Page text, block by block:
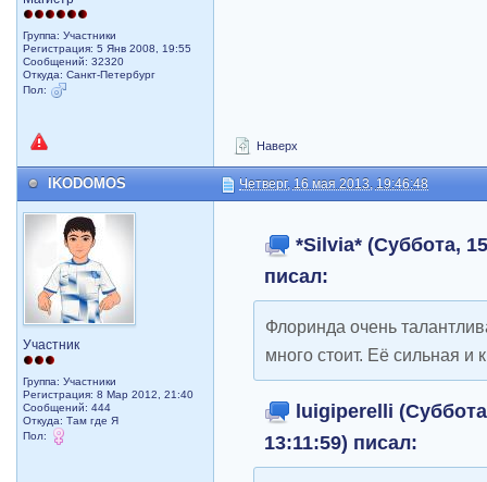
Группа: Участники
Регистрация: 5 Янв 2008, 19:55
Сообщений: 32320
Откуда: Санкт-Петербург
Пол:
Наверх
IKODOMOS Четверг, 16 мая 2013, 19:46:48
Участник
Группа: Участники
Регистрация: 8 Мар 2012, 21:40
Сообщений: 444
Откуда: Там где Я
Пол:
*Silvia* (Суббота,
писал:
Флоринда очень
много стоит. Её сильная и
luigiperelli
13:11:59) писал: